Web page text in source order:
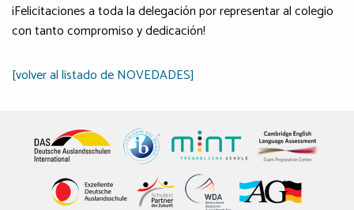
¡Felicitaciones a toda la delegación por representar al colegio
con tanto compromiso y dedicación!
[volver al listado de NOVEDADES]